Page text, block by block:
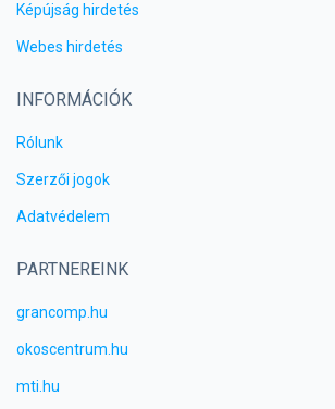
Képújság hirdetés
Webes hirdetés
INFORMÁCIÓK
Rólunk
Szerzői jogok
Adatvédelem
PARTNEREINK
grancomp.hu
okoscentrum.hu
mti.hu